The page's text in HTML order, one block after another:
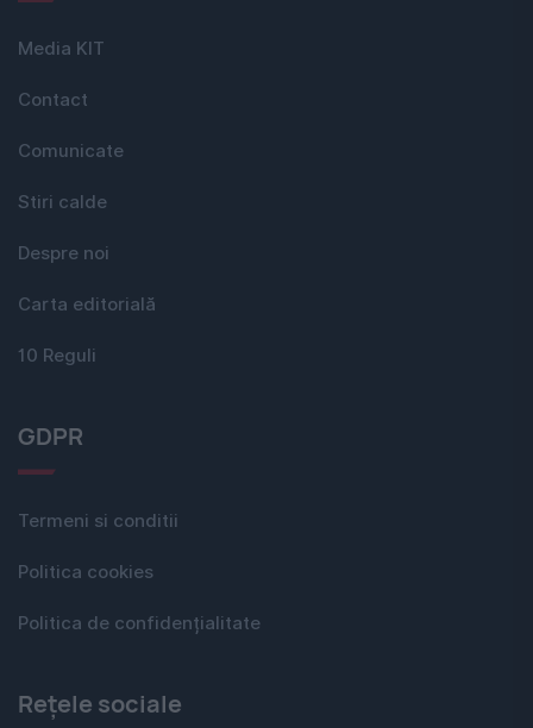
Media KIT
Contact
Comunicate
Stiri calde
Despre noi
Carta editorială
10 Reguli
GDPR
Termeni si conditii
Politica cookies
Politica de confidențialitate
Rețele sociale